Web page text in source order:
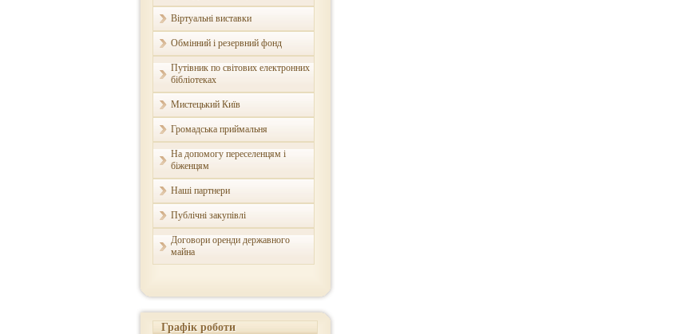
Віртуальні виставки
Обмінний і резервний фонд
Путівник по світових електронних
бібліотеках
Мистецький Київ
Громадська приймальня
На допомогу переселенцям і
біженцям
Наші партнери
Публічні закупівлі
Договори оренди державного
майна
Графік роботи